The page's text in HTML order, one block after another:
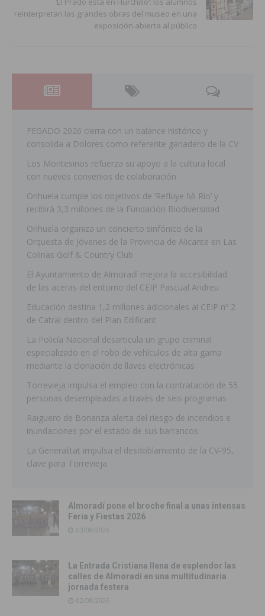
reinterpretan las grandes obras del museo en una
exposición abierta al público
FEGADO 2026 cierra con un balance histórico y
consolida a Dolores como referente ganadero de la CV
Los Montesinos refuerza su apoyo a la cultura local
con nuevos convenios de colaboración
Orihuela cumple los objetivos de ‘Refluye Mi Río’ y
recibirá 3,3 millones de la Fundación Biodiversidad
Orihuela organiza un concierto sinfónico de la
Orquesta de Jóvenes de la Provincia de Alicante en Las
Colinas Golf & Country Club
El Ayuntamiento de Almoradí mejora la accesibilidad
de las aceras del entorno del CEIP Pascual Andreu
Educación destina 1,2 millones adicionales al CEIP nº 2
de Catral dentro del Plan Edificant
La Policía Nacional desarticula un grupo criminal
especializado en el robo de vehículos de alta gama
mediante la clonación de llaves electrónicas
Torrevieja impulsa el empleo con la contratación de 55
personas desempleadas a través de seis programas
Raiguero de Bonanza alerta del riesgo de incendios e
inundaciones por el estado de sus barrancos
La Generalitat impulsa el desdoblamiento de la CV-95,
clave para Torrevieja
Almoradí pone el broche final a unas intensas
Feria y Fiestas 2026
03/08/2026
La Entrada Cristiana llena de esplendor las
calles de Almoradí en una multitudinaria
jornada festera
02/08/2026